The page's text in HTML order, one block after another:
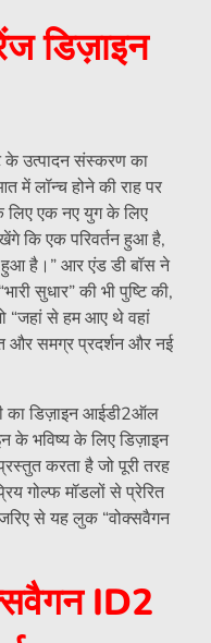
डिज़ाइन
उत्पादन संस्करण का
लॉन्च होने की राह पर
लिए एक नए युग के लिए
कि एक परिवर्तन हुआ है,
हुआ है।” आर एंड डी बॉस ने
सुधार” की भी पुष्टि की,
“जहां से हम आए थे वहां
और समग्र प्रदर्शन और नई
का डिज़ाइन आईडी2ऑल
के भविष्य के लिए डिज़ाइन
करता है जो पूरी तरह
गोल्फ मॉडलों से प्रेरित
से यह लुक “वोक्सवैगन
ID2